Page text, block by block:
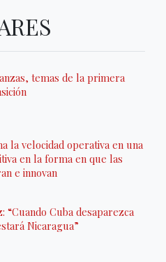
temas de la primera
la velocidad operativa en una
en la forma en que las
e innovan
“Cuando Cuba desaparezca
Nicaragua”